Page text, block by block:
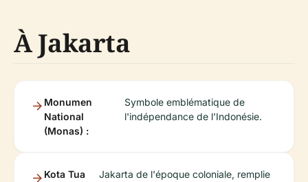
À Jakarta
Monumen
National
(Monas) :
Symbole emblématique de
l'indépendance de l'Indonésie.
Kota Tua
Jakarta de l'époque coloniale, remplie